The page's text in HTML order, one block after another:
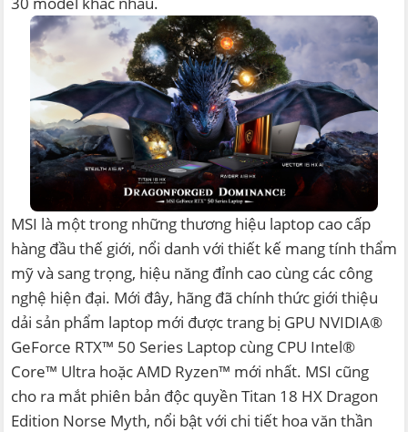
MSI là một trong những thương hiệu laptop cao cấp
hàng đầu thế giới, nổi danh với thiết kế mang tính thẩm
mỹ và sang trọng, hiệu năng đỉnh cao cùng các công
nghệ hiện đại. Mới đây, hãng đã chính thức giới thiệu
dải sản phẩm laptop mới được trang bị GPU NVIDIA®
GeForce RTX™ 50 Series Laptop cùng CPU Intel®
Core™ Ultra hoặc AMD Ryzen™ mới nhất. MSI cũng
cho ra mắt phiên bản độc quyền Titan 18 HX Dragon
Edition Norse Myth, nổi bật với chi tiết hoa văn thần